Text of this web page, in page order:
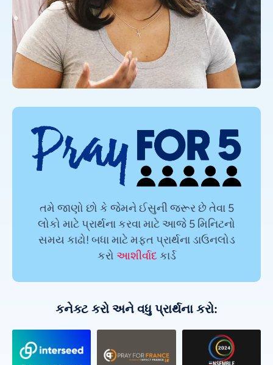
તમે જાણો છો કે જેમને ઈસુની જરૂર છે તેવા 5
લોકો માટે પ્રાર્થના કરવા માટે આજે 5 મિનિટનો
સમય કાઢો! બધા માટે મફત પ્રાર્થના ડાઉનલોડ
કરો આશીર્વાદકાર્ડ
કનેક્ટ કરો અને વધુ પ્રાર્થના કરો: